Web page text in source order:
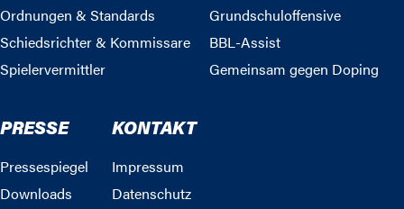
Ordnungen & Standards
Schiedsrichter & Kommissare
Spielervermittler
Grundschuloffensive
BBL-Assist
Gemeinsam gegen Doping
PRESSE
Pressespiegel
Downloads
KONTAKT
Impressum
Datenschutz